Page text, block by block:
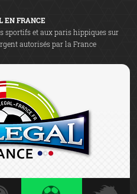
EN FRANCE
sportifs et aux paris hippiques sur
autorisés par la France